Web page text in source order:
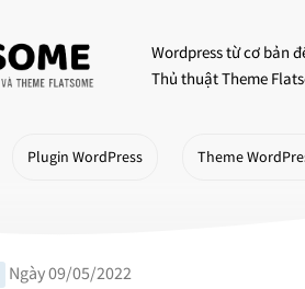
Wordpress từ cơ bản
Thủ thuật Theme
Plugin WordPress Theme
Ngày 09/05/2022